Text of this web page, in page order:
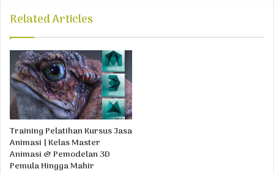
Related Articles
Training Pelatihan Kursus Jasa
Animasi | Kelas Master
Animasi & Pemodelan 3D
Pemula Hingga Mahir